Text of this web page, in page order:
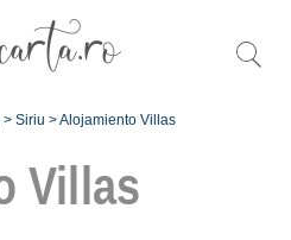
> Siriu >Alojamiento Villas
Villas